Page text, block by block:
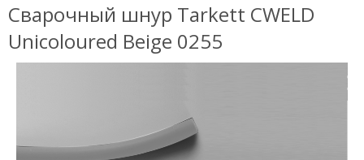
Сварочный шнур Tarkett CWELD
Unicoloured Beige 0255